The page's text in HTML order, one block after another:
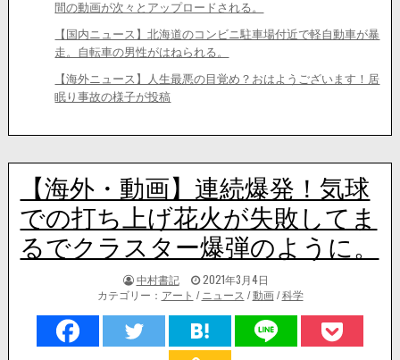
間の動画が次々とアップロードされる。
【国内ニュース】北海道のコンビニ駐車場付近で軽自動車が暴
走。自転車の男性がはねられる。
【海外ニュース】人生最悪の目覚め？おはようございます！居
眠り事故の様子が投稿
【海外・動画】連続爆発！気球
での打ち上げ花火が失敗してま
るでクラスター爆弾のように。
著
者:
中村書記
掲
載
日：
2021年3月4日
カテゴリー： アート / ニュース /動画/科学